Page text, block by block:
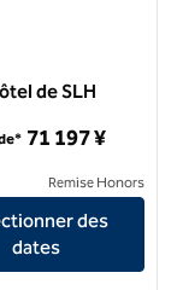
de SLH
the Bay Suites, a
71 197 ¥
Remise Honors
des
dates